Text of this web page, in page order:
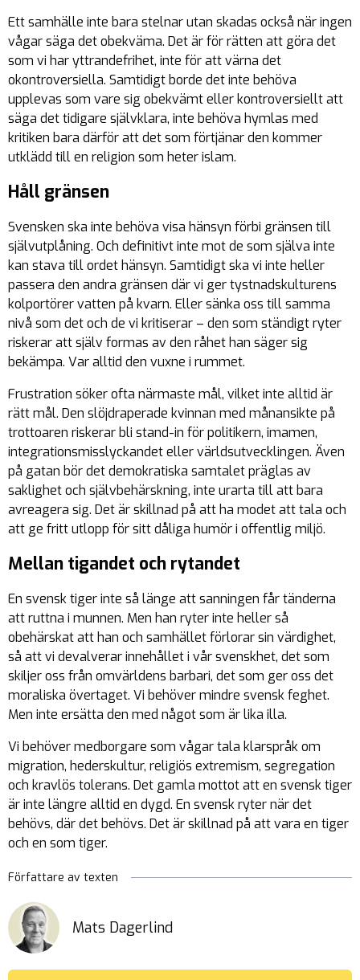
Ett samhälle inte bara stelnar utan skadas också när ingen
vågar säga det obekväma. Det är för rätten att göra det
som vi har yttrandefrihet, inte för att värna det
okontroversiella. Samtidigt borde det inte behöva
upplevas som vare sig obekvämt eller kontroversiellt att
säga det tidigare självklara, inte behöva hymlas med
kritiken bara därför att det som förtjänar den kommer
utklädd till en religion som heter islam.
Håll gränsen
Svensken ska inte behöva visa hänsyn förbi gränsen till
självutplåning. Och definitivt inte mot de som själva inte
kan stava till ordet hänsyn. Samtidigt ska vi inte heller
passera den andra gränsen där vi ger tystnadskulturens
kolportörer vatten på kvarn. Eller sänka oss till samma
nivå som det och de vi kritiserar – den som ständigt ryter
riskerar att själv formas av den råhet han säger sig
bekämpa. Var alltid den vuxne i rummet.
Frustration söker ofta närmaste mål, vilket inte alltid är
rätt mål. Den slöjdraperade kvinnan med månansikte på
trottoaren riskerar bli stand-in för politikern, imamen,
integrationsmisslyckandet eller världsutvecklingen. Även
på gatan bör det demokratiska samtalet präglas av
saklighet och självbehärskning, inte urarta till att bara
avreagera sig. Det är skillnad på att ha modet att tala och
att ge fritt utlopp för sitt dåliga humör i offentlig miljö.
Mellan tigandet och rytandet
En svensk tiger inte så länge att sanningen får tänderna
att ruttna i munnen. Men han ryter inte heller så
obehärskat att han och samhället förlorar sin värdighet,
så att vi devalverar innehållet i vår svenskhet, det som
skiljer oss från omvärldens barbari, det som ger oss det
moraliska övertaget. Vi behöver mindre svensk feghet.
Men inte ersätta den med något som är lika illa.
Vi behöver medborgare som vågar tala klarspråk om
migration, hederskultur, religiös extremism, segregation
och kravlös tolerans. Det gamla mottot att en svensk tiger
är inte längre alltid en dygd. En svensk ryter när det
behövs, där det behövs. Det är skillnad på att vara en tiger
och en som tiger.
Författare av texten
Mats Dagerlind